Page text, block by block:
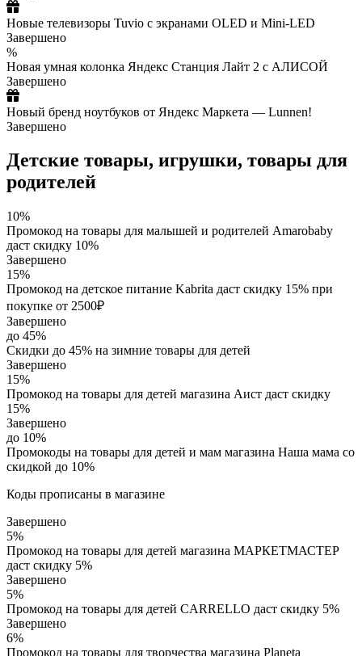
Новые телевизоры Tuvio с экранами OLED и Mini-LED
Завершено
%
Новая умная колонка Яндекс Станция Лайт 2 с АЛИСОЙ
Завершено
Новый бренд ноутбуков от Яндекс Маркета — Lunnen!
Завершено
Детские товары, игрушки, товары для
родителей
10%
Промокод на товары для малышей и родителей Amarobaby
даст скидку 10%
Завершено
15%
Промокод на детское питание Kabrita даст скидку 15% при
покупке от 2500₽
Завершено
до 45%
Скидки до 45% на зимние товары для детей
Завершено
15%
Промокод на товары для детей магазина Аист даст скидку
15%
Завершено
до 10%
Промокоды на товары для детей и мам магазина Наша мама со
скидкой до 10%
Коды прописаны в магазине
Завершено
5%
Промокод на товары для детей магазина МАРКЕТМАСТЕР
даст скидку 5%
Завершено
5%
Промокод на товары для детей CARRELLO даст скидку 5%
Завершено
6%
Промокод на товары для творчества магазина Planeta